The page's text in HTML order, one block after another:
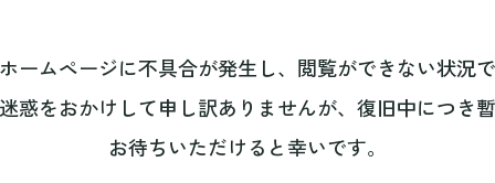
ームページに不具合が発生し、閲覧ができない状況で
惑をおかけして申し訳ありませんが、復旧中につき
お待ちいただけると幸いです。